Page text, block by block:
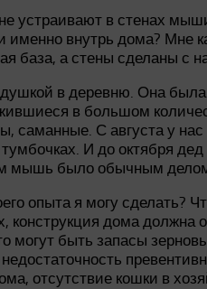
устраивают в стенах
именно внутрь дома? Мне
база, а стены сделаны с
в деревню. Она
в большом
саманные. С августа у
И до октября
было обычным делом
опыта я могу
дома должна
могут быть запасы
отсутствие кошки в